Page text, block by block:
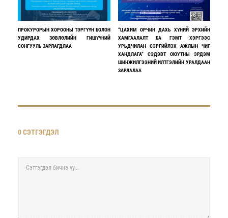
ПРОКУРОРЫН ХОРООНЫ ТЭРГҮҮН БОЛОН
УДИРДАХ ЗӨВЛӨЛИЙН ГИШҮҮНИЙ
СОНГУУЛЬ ЗАРЛАГДЛАА
“ЦАХИМ ОРЧИН ДАХЬ ХҮНИЙ ЭРХИЙН
ХАМГААЛАЛТ БА ГЭМТ ХЭРГЭЭС
УРЬДЧИЛАН СЭРГИЙЛЭХ АЖЛЫН ЧИГ
ХАНДЛАГА” СЭДЭВТ ОЮУТНЫ ЭРДЭМ
ШИНЖИЛГЭЭНИЙ ИЛТГЭЛИЙН УРАЛДААН
ЗАРЛАЛАА
0 СЭТГЭГДЭЛ